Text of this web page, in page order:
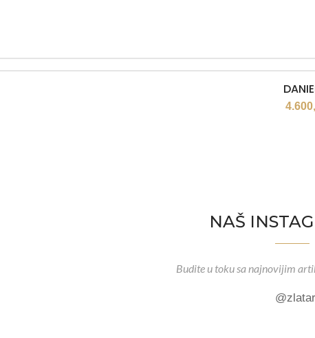
NAŠ
Budite u toku sa najnovijim